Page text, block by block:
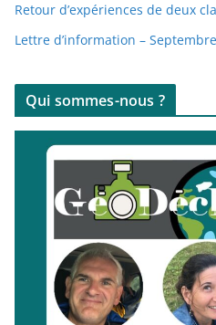
Retour d’expériences de deux
Lettre d’information –
Qui sommes-nous ?